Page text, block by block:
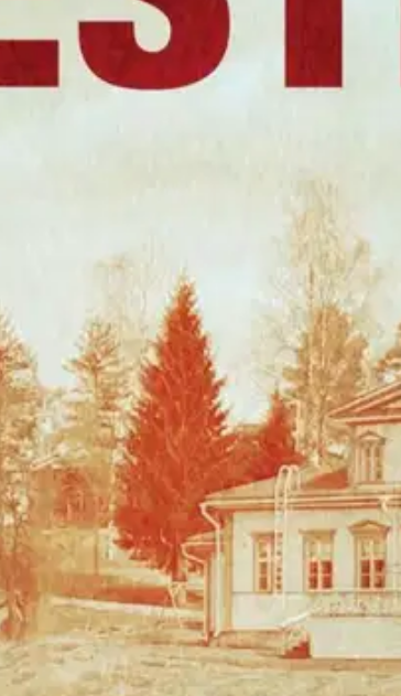
tai
luvun kyläyhteisöstä. Poliisinrouva Elisabet
Viehkeän Sonja Salmisen omistama yritys välittää
avajaisia seuraa järkyttävä uutinen: viereisen
Elisabet Urhosen saadessa rikokseen liittyvän
Koskijärvi-sarja sijoittuu 1960-luvun Ylä-